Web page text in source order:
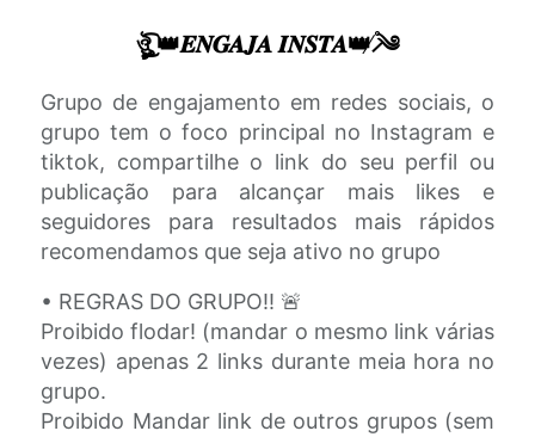
ঔৣ͜͡ 👑𝑬𝑵𝑮𝑨𝑱𝑨 𝑰𝑵𝑺𝑻𝑨👑 ̸̷֯༄
Grupo de engajamento em redes sociais, o
grupo tem o foco principal no Instagram e
tiktok, compartilhe o link do seu perfil ou
publicação para alcançar mais likes e
seguidores para resultados mais rápidos
recomendamos que seja ativo no grupo
• REGRAS DO GRUPO!! 🚨
Proibido flodar! (mandar o mesmo link várias
vezes) apenas 2 links durante meia hora no
grupo.
Proibido Mandar link de outros grupos (sem